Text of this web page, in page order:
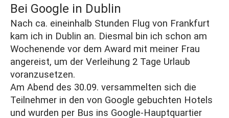
Bei Google in Dublin
Nach ca. eineinhalb Stunden Flug von Frankfurt
kam ich in Dublin an. Diesmal bin ich schon am
Wochenende vor dem Award mit meiner Frau
angereist, um der Verleihung 2 Tage Urlaub
voranzusetzen.
Am Abend des 30.09. versammelten sich die
Teilnehmer in den von Google gebuchten Hotels
und wurden per Bus ins Google-Hauptquartier